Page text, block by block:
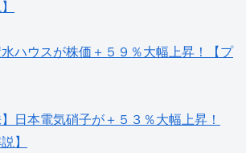
ハウスが株価＋５９％大幅上昇！【プ
日本電気硝子が＋５３％大幅上昇！
】